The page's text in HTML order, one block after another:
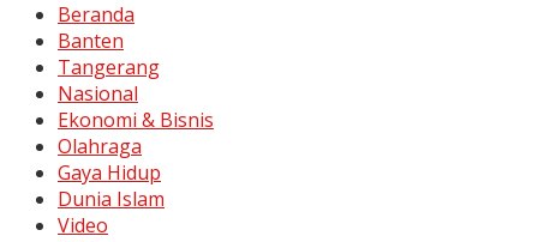
Beranda
Banten
Tangerang
Nasional
Ekonomi & Bisnis
Olahraga
Gaya Hidup
Dunia Islam
Video